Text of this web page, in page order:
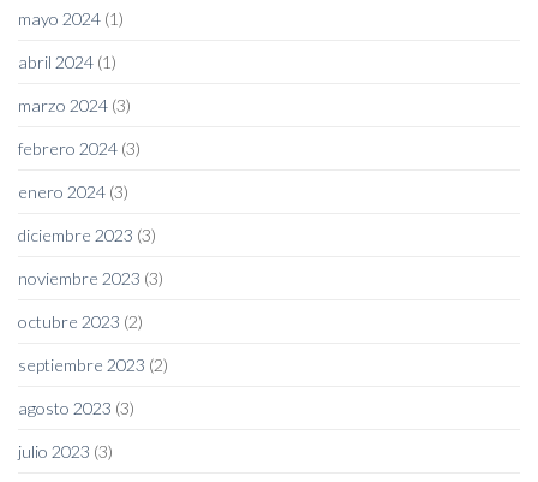
mayo 2024 (1)
abril 2024 (1)
marzo 2024 (3)
febrero 2024 (3)
enero 2024 (3)
diciembre 2023 (3)
noviembre 2023 (3)
octubre 2023 (2)
septiembre 2023 (2)
agosto 2023 (3)
julio 2023 (3)